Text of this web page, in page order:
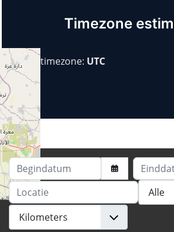
Timezone
Your timezone: UTC
Begindatum
Locatie